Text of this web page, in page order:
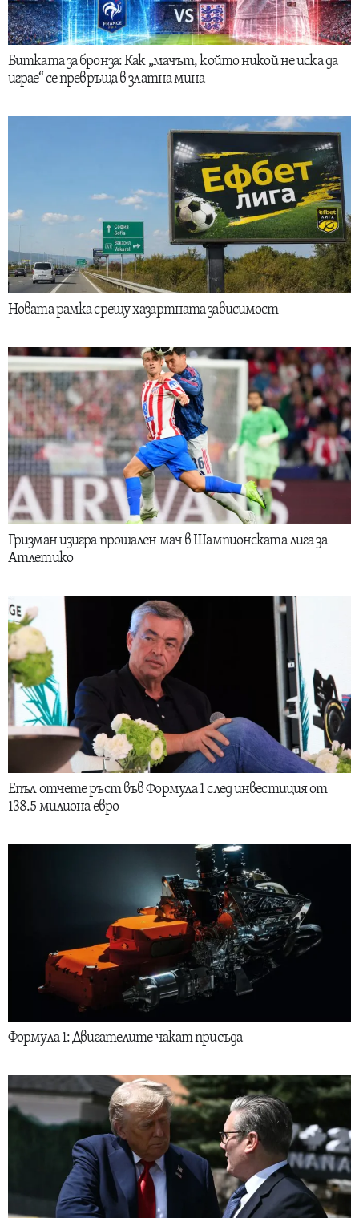
Битката за бронза: Как „мачът, който никой не иска да
играе“ се превръща в златна мина
Новата рамка срещу хазартната зависимост
Гризман изигра прощален мач в Шампионската лига за
Атлетико
Епъл отчете ръст във Формула 1 след инвестиция от
138.5 милиона евро
Формула 1: Двигателите чакат присъда